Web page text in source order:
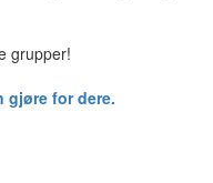
grupper!
gjøre for dere.